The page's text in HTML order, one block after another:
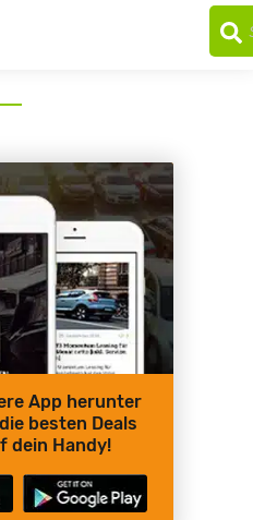
App herunter
besten Deals
dein Handy!